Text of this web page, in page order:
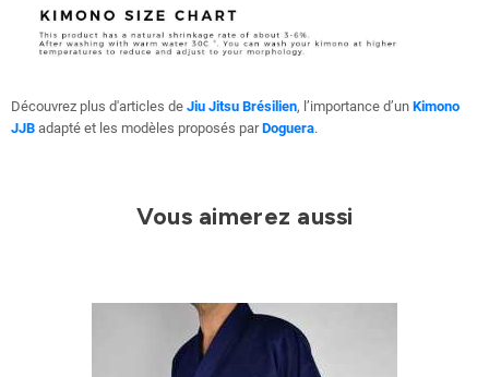
Découvrez plus d'articles de Jiu Jitsu Brésilien, l’importance d’un Kimono
JJB adapté et les modèles proposés parDoguera.
Vous aimerez aussi